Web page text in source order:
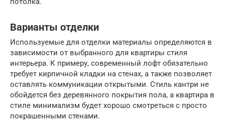
Варианты отделки
Используемые для отделки материалы определяются в
зависимости от выбранного для квартиры стиля
интерьера. К примеру, современный лофт обязательно
требует кирпичной кладки на стенах, а также позволяет
оставлять коммуникации открытыми. Стиль кантри не
обойдется без деревянного покрытия пола, а квартира в
стиле минимализм будет хорошо смотреться с просто
покрашенными стенами.